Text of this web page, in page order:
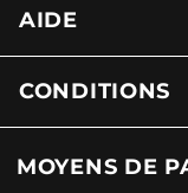
AIDE
CONDITIONS
MOYENS DE